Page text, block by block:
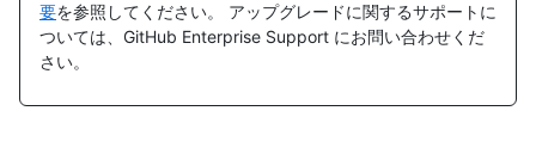
要を参照してください。 アップグレードに関するサポートに
ついては、GitHub Enterprise Support にお問い合わせくだ
さい。